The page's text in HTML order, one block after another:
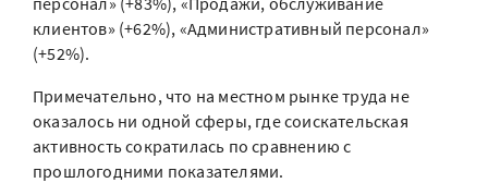
клиентов» (+62%), «Административный персонал»
(+52%).
Примечательно, что на местном рынке труда не
оказалось ни одной сферы, где соискательская
активность сократилась по сравнению с
прошлогодними показателями.